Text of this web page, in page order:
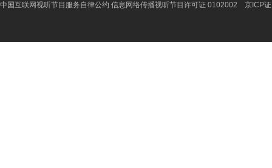
中国互联网视听节目服务自律公约 信息网络传播视听节目许可证 0102002 京ICP